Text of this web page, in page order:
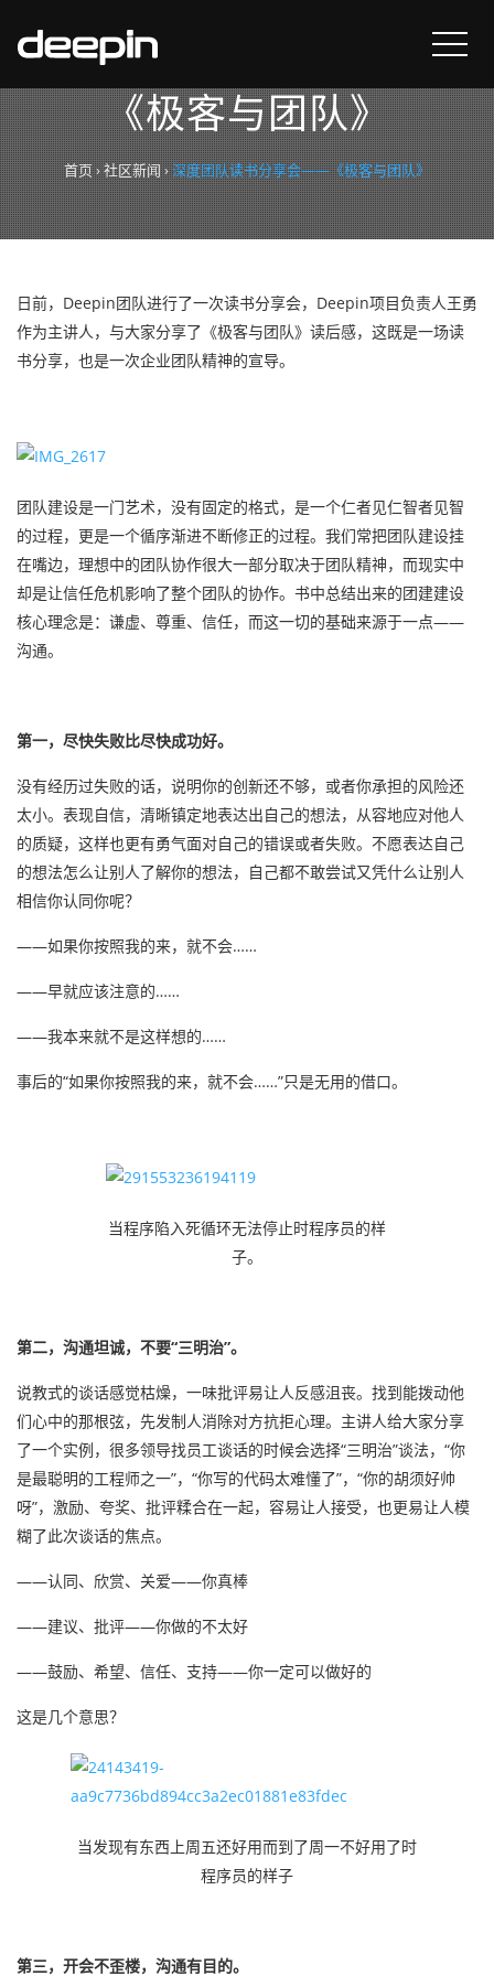
深度团队读书分享会——
《极客与团队》
首页 ›社区新闻 ›深度团队读书分享会——《极客与团队》
日前，Deepin团队进行了一次读书分享会，Deepin项目负责人王勇
作为主讲人，与大家分享了《极客与团队》读后感，这既是一场读
书分享，也是一次企业团队精神的宣导。
团队建设是一门艺术，没有固定的格式，是一个仁者见仁智者见智
的过程，更是一个循序渐进不断修正的过程。我们常把团队建设挂
在嘴边，理想中的团队协作很大一部分取决于团队精神，而现实中
却是让信任危机影响了整个团队的协作。书中总结出来的团建建设
核心理念是：谦虚、尊重、信任，而这一切的基础来源于一点——
沟通。
第一，尽快失败比尽快成功好。
没有经历过失败的话，说明你的创新还不够，或者你承担的风险还
太小。表现自信，清晰镇定地表达出自己的想法，从容地应对他人
的质疑，这样也更有勇气面对自己的错误或者失败。不愿表达自己
的想法怎么让别人了解你的想法，自己都不敢尝试又凭什么让别人
相信你认同你呢？
——如果你按照我的来，就不会……
——早就应该注意的……
——我本来就不是这样想的……
事后的“如果你按照我的来，就不会……”只是无用的借口。
当程序陷入死循环无法停止时程序员的样
子。
第二，沟通坦诚，不要“三明治”。
说教式的谈话感觉枯燥，一味批评易让人反感沮丧。找到能拨动他
们心中的那根弦，先发制人消除对方抗拒心理。主讲人给大家分享
了一个实例，很多领导找员工谈话的时候会选择“三明治”谈法，“你
是最聪明的工程师之一”，“你写的代码太难懂了”，“你的胡须好帅
呀”，激励、夸奖、批评糅合在一起，容易让人接受，也更易让人模
糊了此次谈话的焦点。
——认同、欣赏、关爱——你真棒
——建议、批评——你做的不太好
——鼓励、希望、信任、支持——你一定可以做好的
这是几个意思？
当发现有东西上周五还好用而到了周一不好用了时
程序员的样子
第三，开会不歪楼，沟通有目的。